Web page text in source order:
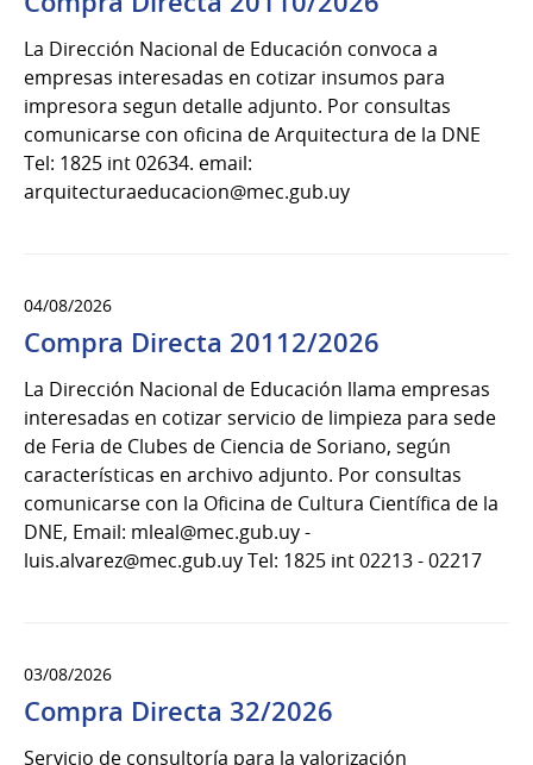
La Dirección Nacional de Educación convoca a
empresas interesadas en cotizar insumos para
impresora segun detalle adjunto. Por consultas
comunicarse con oficina de Arquitectura de la DNE
Tel: 1825 int 02634. email:
arquitecturaeducacion@mec.gub.uy
04/08/2026
Compra Directa 20112/2026
La Dirección Nacional de Educación llama empresas
interesadas en cotizar servicio de limpieza para sede
de Feria de Clubes de Ciencia de Soriano, según
características en archivo adjunto. Por consultas
comunicarse con la Oficina de Cultura Científica de la
DNE, Email: mleal@mec.gub.uy -
luis.alvarez@mec.gub.uy Tel: 1825 int 02213 - 02217
03/08/2026
Compra Directa 32/2026
Servicio de consultoría para la valorización